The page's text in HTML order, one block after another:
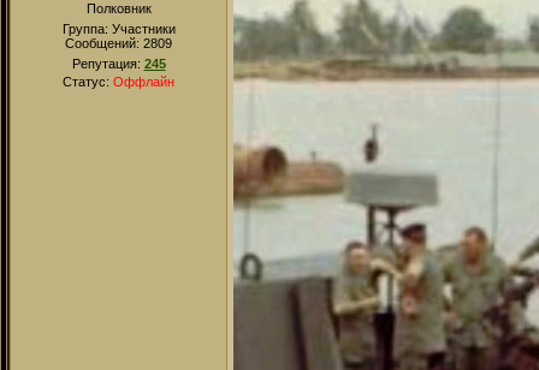
Полковник
Группа: Участники
Сообщений: 2809
Репутация: 245
Статус: Оффлайн